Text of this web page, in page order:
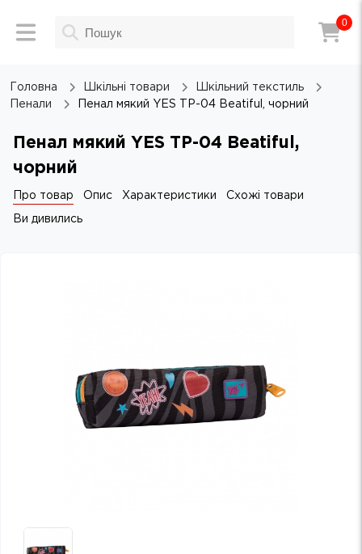
0
Головна Шкільні товари
Шкільний текстиль
Пенали
Пенал мякий YES TP-04 Beatiful, чорний
Пенал мякий YES TP-04 Beatiful,
чорний
Про товар Опис Характеристики Схожі товари
Ви дивились